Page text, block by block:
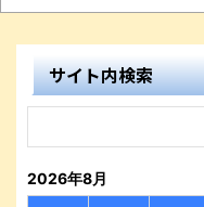
サイト内検索
2026年8月